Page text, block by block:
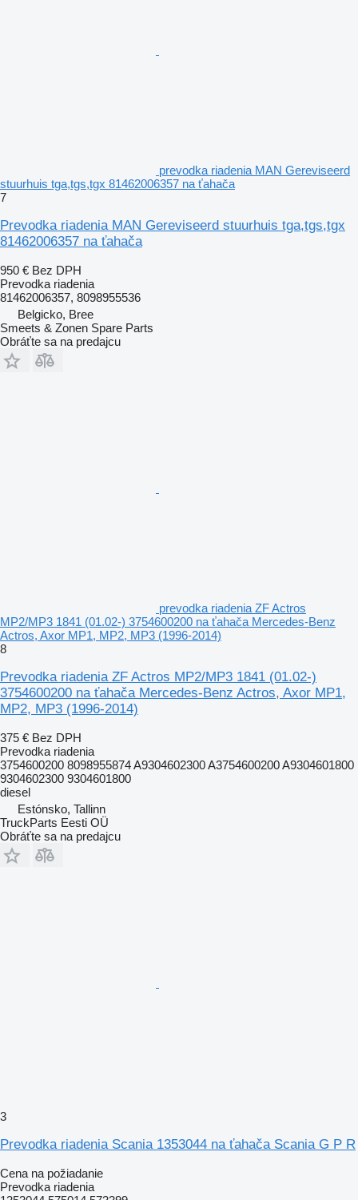
prevodka riadenia MAN Gereviseerd
stuurhuis tga,tgs,tgx 81462006357 na ťahača
7
Prevodka riadenia MAN Gereviseerd stuurhuis tga,tgs,tgx
81462006357 na ťahača
950 € Bez DPH
Prevodka riadenia
81462006357, 8098955536
Belgicko, Bree
Smeets & Zonen Spare Parts
Obráťte sa na predajcu
prevodka riadenia ZF Actros
MP2/MP3 1841 (01.02-) 3754600200 na ťahača Mercedes-Benz
Actros, Axor MP1, MP2, MP3 (1996-2014)
8
Prevodka riadenia ZF Actros MP2/MP3 1841 (01.02-)
3754600200 na ťahača Mercedes-Benz Actros, Axor MP1,
MP2, MP3 (1996-2014)
375 € Bez DPH
Prevodka riadenia
3754600200 8098955874 A9304602300 A3754600200 A9304601800
9304602300 9304601800
diesel
Estónsko, Tallinn
TruckParts Eesti OÜ
Obráťte sa na predajcu
3
Prevodka riadenia Scania 1353044 na ťahača Scania G P R
Cena na požiadanie
Prevodka riadenia